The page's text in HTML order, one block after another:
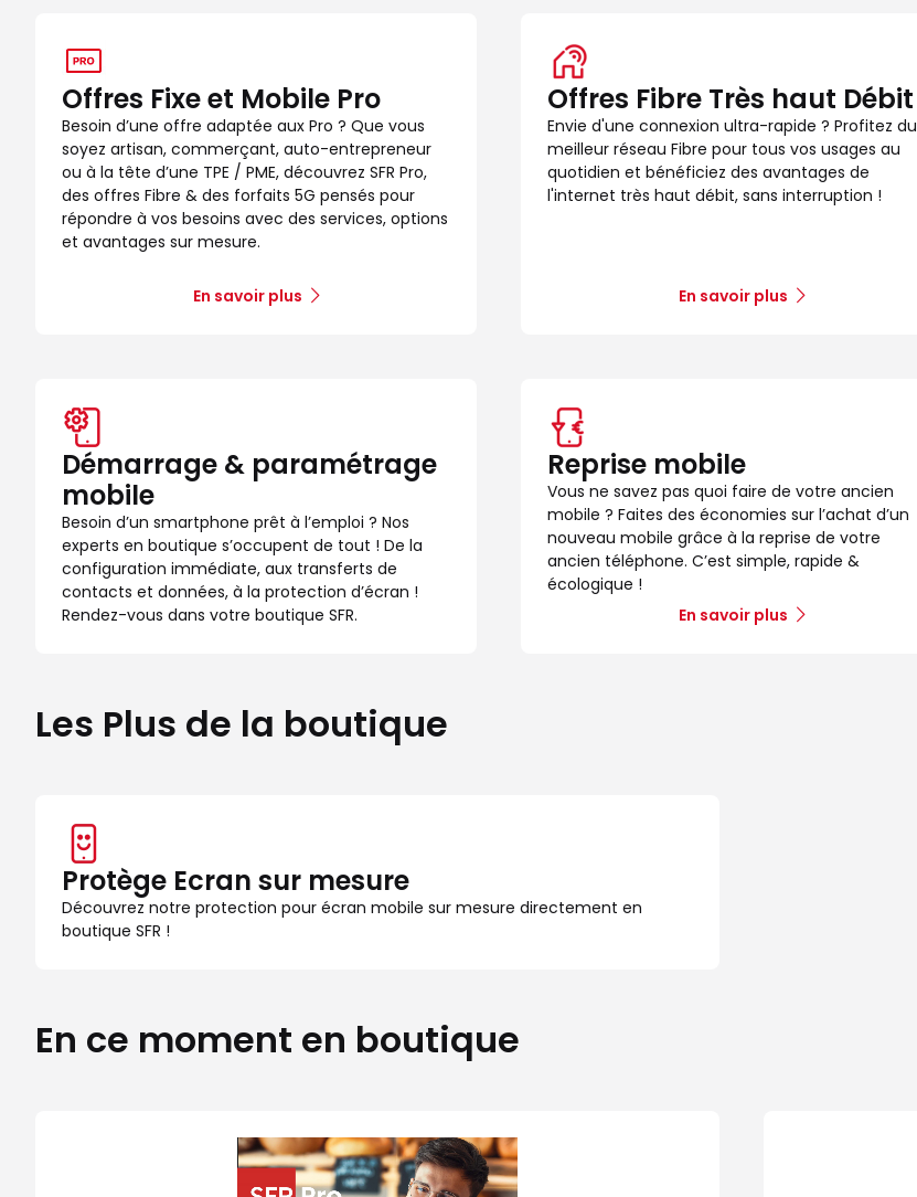
Offres Fixe et Mobile Pro
Besoin d’une offre adaptée aux Pro ? Que vous
soyez artisan, commerçant, auto-entrepreneur
ou à la tête d’une TPE / PME, découvrez SFR Pro,
des offres Fibre & des forfaits 5G pensés pour
répondre à vos besoins avec des services, options
et avantages sur mesure.
En savoir plus
Offres Fibre Très haut Débit
Envie d'une connexion ultra-rapide ? Profitez du
meilleur réseau Fibre pour tous vos usages au
quotidien et bénéficiez des avantages de
l'internet très haut débit, sans interruption !
En savoir plus
Démarrage & paramétrage
mobile
Besoin d’un smartphone prêt à l’emploi ? Nos
experts en boutique s’occupent de tout ! De la
configuration immédiate, aux transferts de
contacts et données, à la protection d’écran !
Rendez-vous dans votre boutique SFR.
Reprise mobile
Vous ne savez pas quoi faire de votre ancien
mobile ? Faites des économies sur l’achat d’un
nouveau mobile grâce à la reprise de votre
ancien téléphone. C’est simple, rapide &
écologique !
En savoir plus
Les Plus de la boutique
Protège Ecran sur mesure
Découvrez notre protection pour écran mobile sur mesure directement en
boutique SFR !
En ce moment en boutique